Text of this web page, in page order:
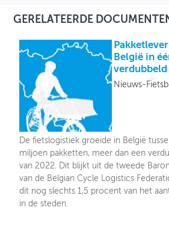
GERELATEERDE
België in
verdubbeld
Nieuws-
De fietslogistiek groeide in België
miljoen pakketten, meer dan een
van 2022. Dit blijkt uit de tweede
van de Belgian Cycle Logistics
dit nog slechts 1,5 procent van het
in de steden.